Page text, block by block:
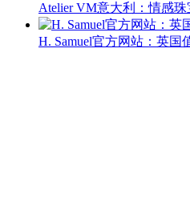
Atelier VM意大利：情感
H. Samuel官方网站：英国